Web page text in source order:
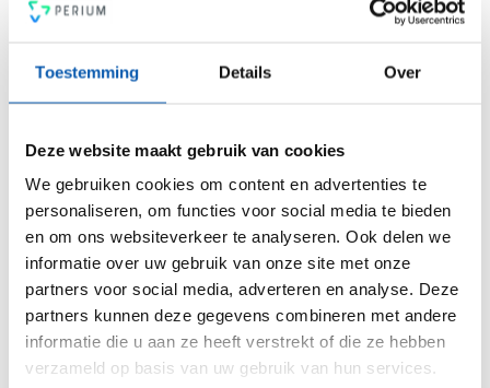
Toestemming Details Over
Deze website maakt gebruik van cookies
We gebruiken cookies om content en advertenties te
personaliseren, om functies voor social media te bieden
en om ons websiteverkeer te analyseren. Ook delen we
informatie over uw gebruik van onze site met onze
partners voor social media, adverteren en analyse. Deze
partners kunnen deze gegevens combineren met andere
informatie die u aan ze heeft verstrekt of die ze hebben
verzameld op basis van uw gebruik van hun services.
PDCA-cyclus, een 4-ogen principe en heldere rapportages.
Voldoe vanaf nu aan de voor jou relevante standaarden voor
energiemanagement, ARBO en nog veel meer. Vergroot de
weerbaarheid van je organisatie snel, eenvoudig en
Arjan Kremer
Mede-oprichter Perium
B.V.
Met een achtergrond in
risicomanagement, ICT
en een passie voor
innovatie, help ik